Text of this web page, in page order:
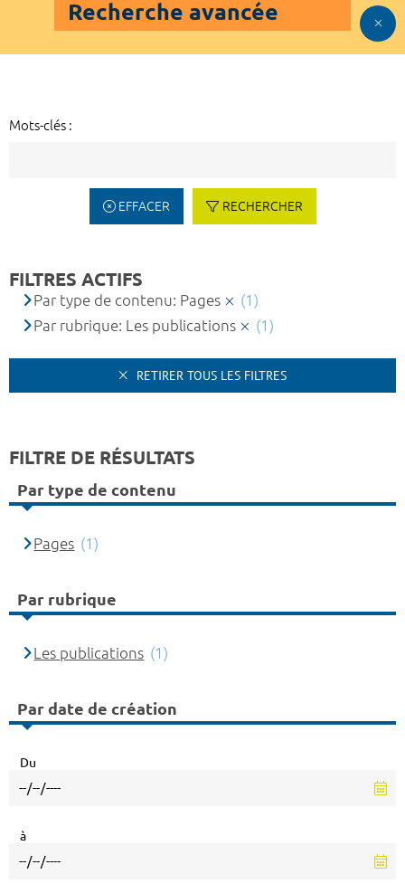
Recherche avancée
Mots-clés :
EFFACER RECHERCHER
FILTRES ACTIFS
Par type de contenu: Pages
(1)
Par rubrique: Les publications
(1)
RETIRER TOUS LES FILTRES
FILTRE DE RÉSULTATS
Par type de contenu
Pages (1)
Par rubrique
Les publications (1)
Par date de création
Du
à